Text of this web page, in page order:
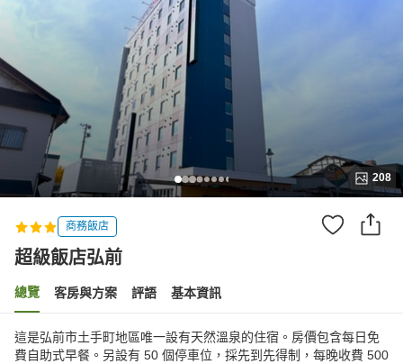
208
商務飯店
超級飯店弘前
總覽 客房與方案 評語 基本資訊
這是弘前市土手町地區唯一設有天然溫泉的住宿。房價包含每日免
費自助式早餐。另設有 50 個停車位，採先到先得制，每晚收費 500